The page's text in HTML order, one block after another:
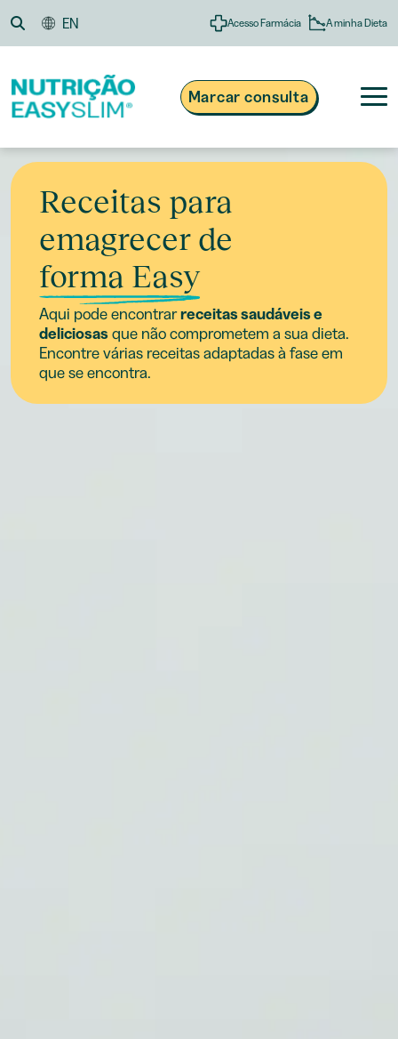
to
content
EN Acesso Farmácia A minha Dieta
Marcar consulta
Nutrição Easyslim
Obesidade e Excesso de Peso
Suplementos e Alimentação
Blogue
808 200 134Custo de chamada local
Dias úteis das 09h às 13h e das 14h às 18h
Receitas para
emagrecer de
forma Easy
Aqui pode encontrarreceitas saudáveis e
deliciosasque não comprometem a sua dieta.
Encontre várias receitas adaptadas à fase em
que se encontra.